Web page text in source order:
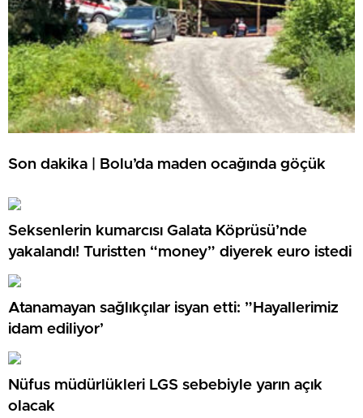
Son dakika | Bolu’da maden ocağında göçük
Seksenlerin kumarcısı Galata Köprüsü’nde
yakalandı! Turistten “money” diyerek euro istedi
Atanamayan sağlıkçılar isyan etti: ”Hayallerimiz
idam ediliyor’
Nüfus müdürlükleri LGS sebebiyle yarın açık
olacak